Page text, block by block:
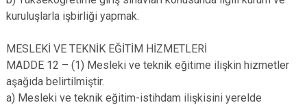
kuruluşlarla işbirliği yapmak.
MESLEKİ VE TEKNİK EĞİTİM HİZMETLERİ
MADDE 12 – (1) Mesleki ve teknik eğitime ilişkin hizmetler
aşağıda belirtilmiştir.
a) Mesleki ve teknik eğitim-istihdam ilişkisini yerelde